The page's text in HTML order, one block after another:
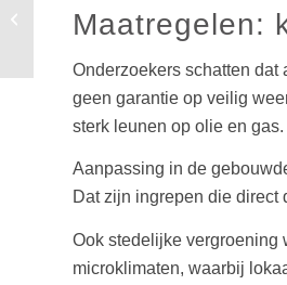
Maatregelen:
Onderzoekers schatten
geen garantie op veilig
sterk leunen op olie en gas.
Aanpassing in de
Dat zijn ingrepen die direct
Ook stedelijke vergroening
microklimaten, waarbij
cv-ketel geschikt voor